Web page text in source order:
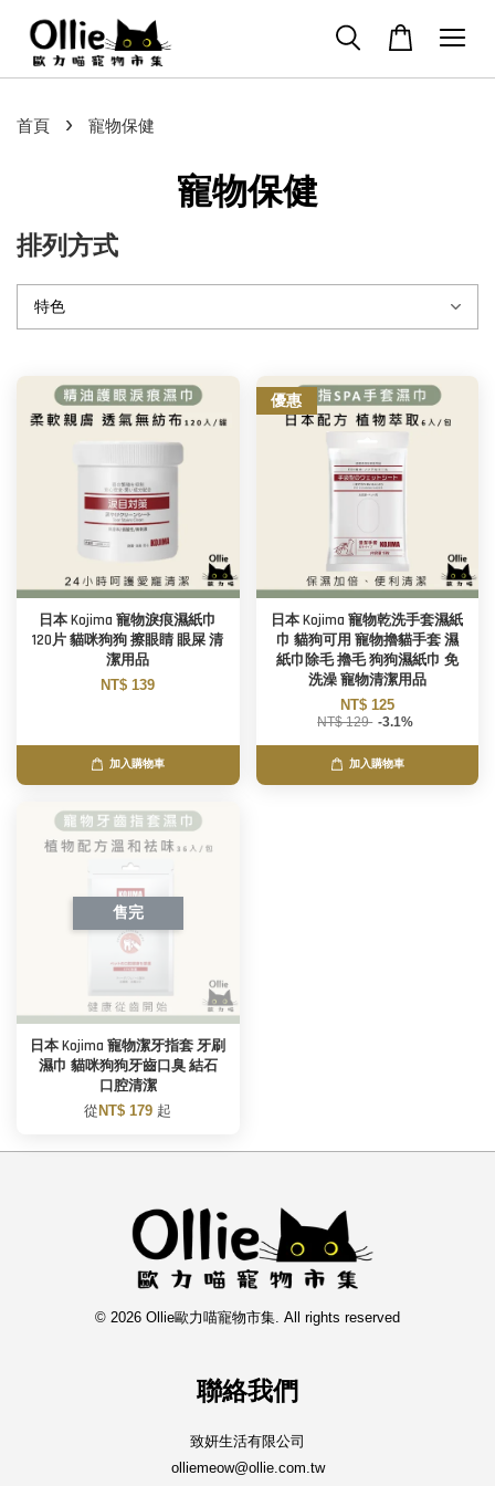
首頁 › 寵物保健
寵物保健
排列方式
日本 Kojima 寵物淚痕濕紙巾
120片 貓咪狗狗 擦眼睛 眼屎 清
潔用品
NT$ 139
加入購物車
優惠
日本 Kojima 寵物乾洗手套濕紙
巾 貓狗可用 寵物擼貓手套 濕
紙巾除毛 擼毛 狗狗濕紙巾 免
洗澡 寵物清潔用品
NT$ 125
NT$ 129 -3.1%
加入購物車
售完
日本 Kojima 寵物潔牙指套 牙刷
濕巾 貓咪狗狗牙齒口臭 結石
口腔清潔
從 NT$ 179 起
© 2026 Ollie歐力喵寵物市集. All rights reserved
聯絡我們
致妍生活有限公司
olliemeow@ollie.com.tw